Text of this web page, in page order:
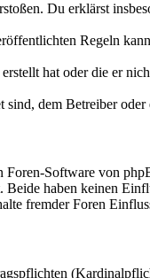
Du erklärst
Regeln
hat oder die er
sind, dem Betreiber
Foren-Software von
haben keinen
fremder Foren